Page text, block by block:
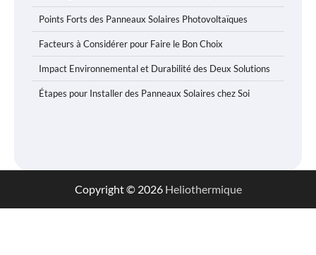
Points Forts des Panneaux Solaires Photovoltaïques
Facteurs à Considérer pour Faire le Bon Choix
Impact Environnemental et Durabilité des Deux Solutions
Étapes pour Installer des Panneaux Solaires chez Soi
Copyright © 2026 Heliothermique